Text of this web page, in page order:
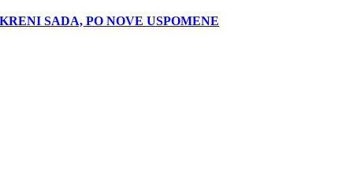
KRENI SADA, PO NOVE USPOMENE